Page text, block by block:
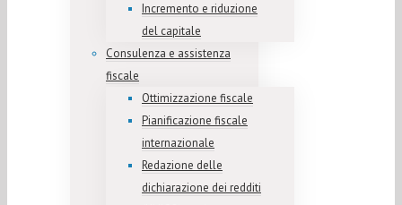
Incremento e riduzione
del capitale
Consulenza e assistenza
fiscale
Ottimizzazione fiscale
Pianificazione fiscale
internazionale
Redazione delle
dichiarazione dei redditi